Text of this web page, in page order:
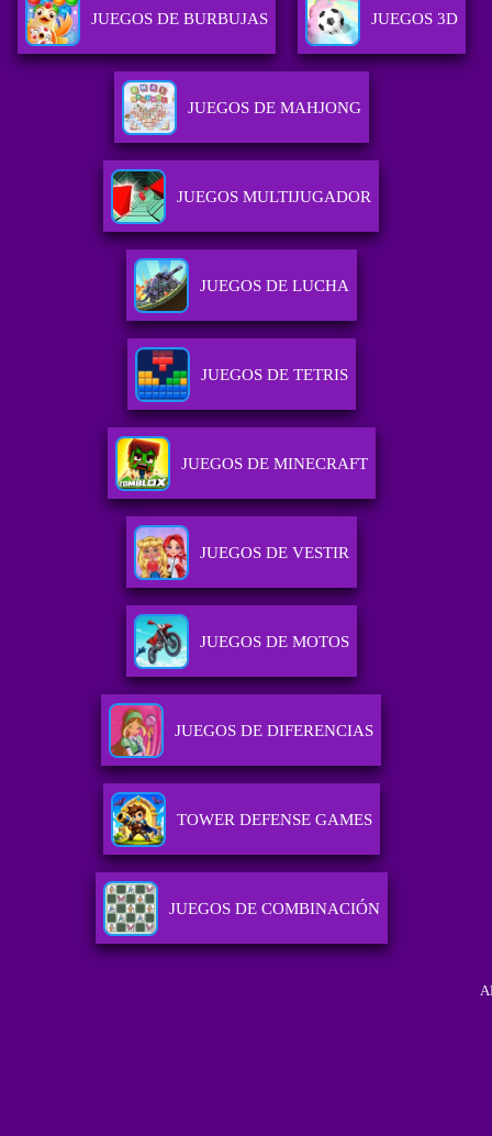
JUEGOS DE BURBUJAS JUEGOS 3D
JUEGOS DE MAHJONG
JUEGOS MULTIJUGADOR
JUEGOS DE LUCHA
JUEGOS DE TETRIS
JUEGOS DE MINECRAFT
JUEGOS DE VESTIR
JUEGOS DE MOTOS
JUEGOS DE DIFERENCIAS
TOWER DEFENSE GAMES
JUEGOS DE COMBINACIÓN